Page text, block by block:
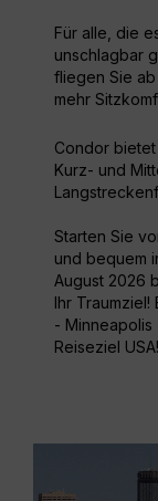
Für alle, die
unschlagbar
fliegen Sie ab
mehr
Condor
Kurz- und
Starten Sie
und bequem
August 2026
Ihr
- Minneapolis
Reiseziel USA!